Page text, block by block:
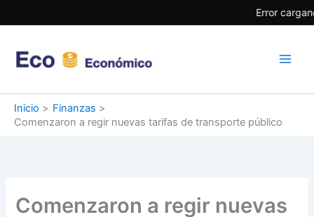
Error
al
Inicio
Finanzas
Comenzaron a regir nuevas tarifas de transporte público
Comenzaron a regir nuevas